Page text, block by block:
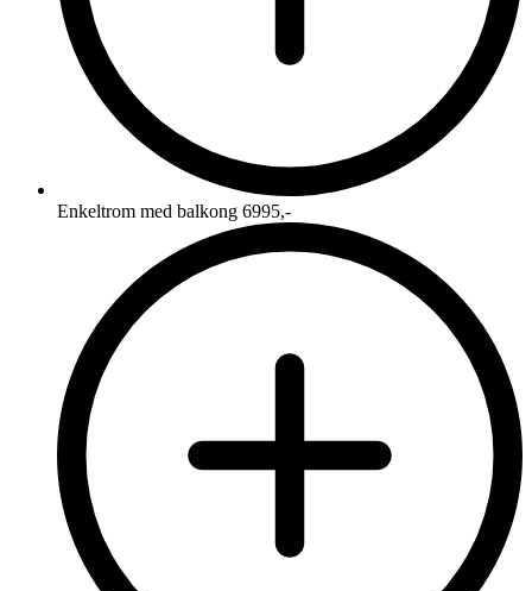
Enkeltrom med balkong 6995,-